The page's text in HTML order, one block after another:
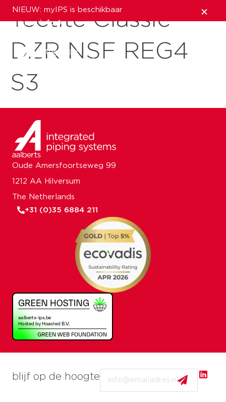
NIEUW: myIPS is beschikbaar
meer info
sluiten
Tectite Classic
DZR NSF REG4
S3
blijf op de hoogte
Oude Amersfoortseweg 99
1212 AA Hilversum
The Netherlands
+31 (0)35 6884 211